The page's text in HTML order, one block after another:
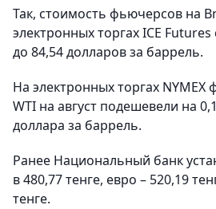
Так, стоимость фьючерсов на
электронных торгах ICE Futures
до 84,54 долларов за баррель.
На электронных торгах
WTI на август подешевели на
доллара за баррель.
Ранее Национальный банк
в 480,77 тенге, евро – 520,19
тенге.